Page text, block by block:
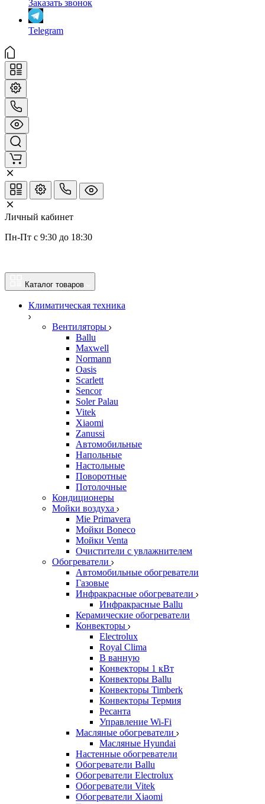
Заказать звонок
Telegram
Личный кабинет
Пн-Пт с 9:30 до 18:30
Каталог товаров
Климатическая техника
Вентиляторы
Ballu
Maxwell
Normann
Oasis
Scarlett
Sencor
Soler Palau
Vitek
Xiaomi
Zanussi
Автомобильные
Напольные
Настольные
Поворотные
Потолочные
Кондиционеры
Мойки воздуха
Mie Primavera
Мойки Boneco
Мойки Venta
Очистители с увлажнителем
Обогреватели
Автомобильные обогреватели
Газовые
Инфракрасные обогреватели
Инфракрасные Ballu
Керамические обогреватели
Конвекторы
Electrolux
Royal Clima
В ванную
Конвекторы 1 кВт
Конвекторы Ballu
Конвекторы Timberk
Конвекторы Термия
Ресанта
Управление Wi-Fi
Масляные обогреватели
Масляные Hyundai
Настенные обогреватели
Обогреватели Ballu
Обогреватели Electrolux
Обогреватели Vitek
Обогреватели Xiaomi